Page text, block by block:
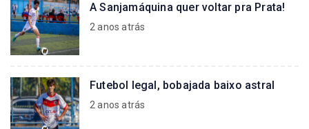
A Sanjamáquina quer voltar pra Prata!
2 anos atrás
Futebol legal, bobajada baixo astral
2 anos atrás